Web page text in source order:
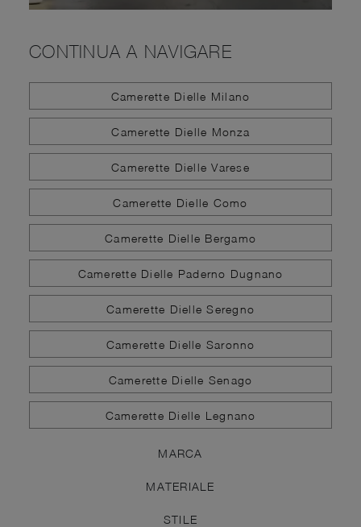
CONTINUA A NAVIGARE
Camerette Dielle Milano
Camerette Dielle Monza
Camerette Dielle Varese
Camerette Dielle Como
Camerette Dielle Bergamo
Camerette Dielle Paderno Dugnano
Camerette Dielle Seregno
Camerette Dielle Saronno
Camerette Dielle Senago
Camerette Dielle Legnano
MARCA
MATERIALE
STILE